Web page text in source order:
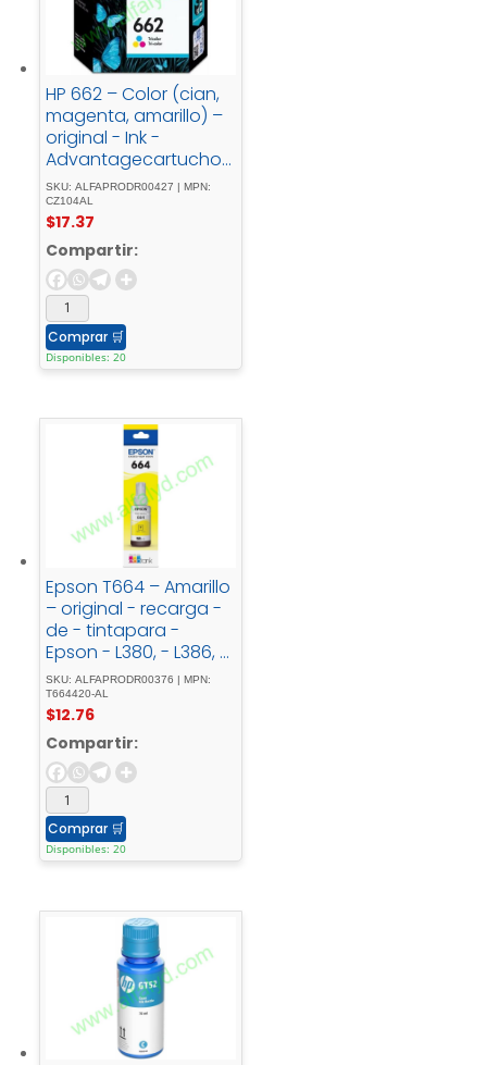
HP 662 – Color (cian,
magenta, amarillo) –
original - Ink -
Advantagecartucho -
de - tintapara -
Deskjet - 1516, - Ink -
Advantage - 15XX, -
Ink - Advantage -
35XX, - Ink -
Advantage - 4645
SKU: ALFAPRODR00427 | MPN:
CZ104AL
$17.37
Compartir:
Comprar 🛒
Disponibles: 20
Epson T664 – Amarillo
– original - recarga -
de - tintapara -
Epson - L380, - L386, -
L395, - L495; -
EcoTank - ET-2600, -
2650, - L1455, - L396, -
L606, - L656
SKU: ALFAPRODR00376 | MPN:
T664420-AL
$12.76
Compartir:
Comprar 🛒
Disponibles: 20